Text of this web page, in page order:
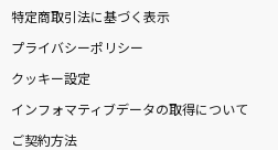
特定商取引法に基づく表示
プライバシーポリシー
クッキー設定
インフォマティブデータの取得について
ご契約方法